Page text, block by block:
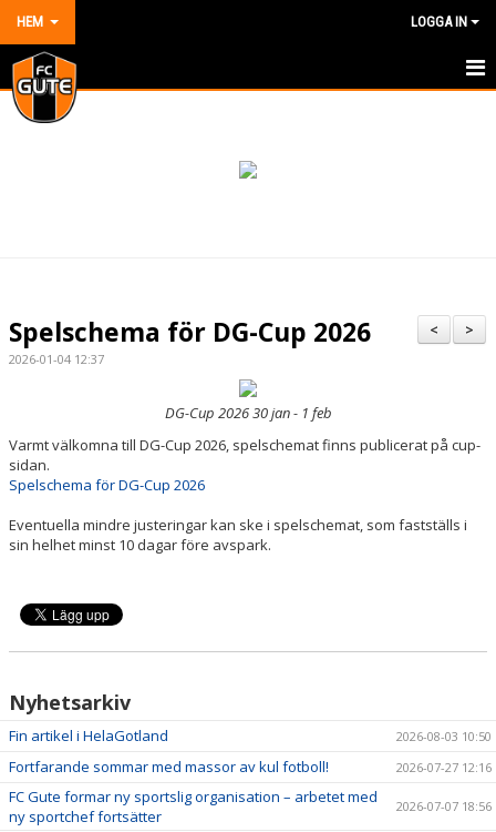
HEM LOGGA IN
HEM
DOKUMENT
MATCHER
BILDGALLERI
>
<
Spelschema för DG-Cup 2026
2026-01-04 12:37
DG-Cup 2026 30 jan - 1 feb
Varmt välkomna till DG-Cup 2026, spelschemat finns publicerat på cup-
sidan.
Spelschema för DG-Cup 2026
Eventuella mindre justeringar kan ske i spelschemat, som fastställs i
sin helhet minst 10 dagar före avspark.
Nyhetsarkiv
Fin artikel i HelaGotland 2026-08-03 10:50
Fortfarande sommar med massor av kul fotboll! 2026-07-27 12:16
FC Gute formar ny sportslig organisation – arbetet med
ny sportchef fortsätter
2026-07-07 18:56